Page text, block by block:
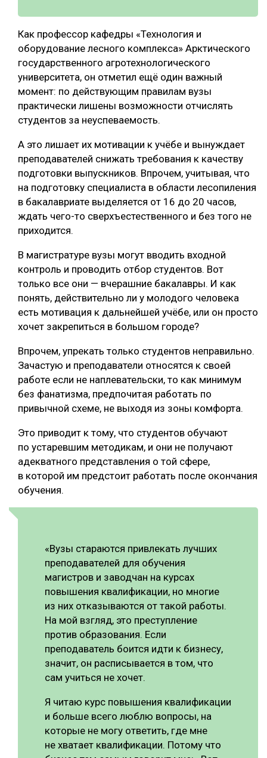
Как профессор кафедры «Технология и
оборудование лесного комплекса» Арктического
государственного агротехнологического
университета, он отметил ещё один важный
момент: по действующим правилам вузы
практически лишены возможности отчислять
студентов за неуспеваемость.
А это лишает их мотивации к учёбе и вынуждает
преподавателей снижать требования к качеству
подготовки выпускников. Впрочем, учитывая, что
на подготовку специалиста в области лесопиления
в бакалавриате выделяется от 16 до 20 часов,
ждать чего-то сверхъестественного и без того не
приходится.
В магистратуре вузы могут вводить входной
контроль и проводить отбор студентов. Вот
только все они — вчерашние бакалавры. И как
понять, действительно ли у молодого человека
есть мотивация к дальнейшей учёбе, или он просто
хочет закрепиться в большом городе?
Впрочем, упрекать только студентов неправильно.
Зачастую и преподаватели относятся к своей
работе если не наплевательски, то как минимум
без фанатизма, предпочитая работать по
привычной схеме, не выходя из зоны комфорта.
Это приводит к тому, что студентов обучают
по устаревшим методикам, и они не получают
адекватного представления о той сфере,
в которой им предстоит работать после окончания
обучения.
«Вузы стараются привлекать лучших
преподавателей для обучения
магистров и заводчан на курсах
повышения квалификации, но многие
из них отказываются от такой работы.
На мой взгляд, это преступление
против образования. Если
преподаватель боится идти к бизнесу,
значит, он расписывается в том, что
сам учиться не хочет.
Я читаю курс повышения квалификации
и больше всего люблю вопросы, на
которые не могу ответить, где мне
не хватает квалификации. Потому что